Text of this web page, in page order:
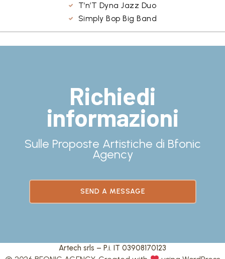
T’n’T Dyna Jazz Duo
Simply Bop Big Band
Richiedi
informazioni
Sulle Proposte Artistiche di Bfonic
Agency
SEND A MESSAGE
Artech srls – P.i. IT 03908170123